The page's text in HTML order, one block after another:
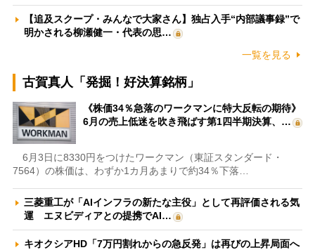
【追及スクープ・みんなで大家さん】独占入手“内部議事録”で
明かされる柳瀬健一・代表の思…
一覧を見る
古賀真人「発掘！好決算銘柄」
《株価34％急落のワークマンに特大反転の期待》
6月の売上低迷を吹き飛ばす第1四半期決算、…
6月3日に8330円をつけたワークマン（東証スタンダード・
7564）の株価は、わずか1カ月あまりで約34％下落…
三菱重工が「AIインフラの新たな主役」として再評価される気
運 エヌビディアとの提携でAI…
キオクシアHD「7万円割れからの急反発」は再びの上昇局面へ